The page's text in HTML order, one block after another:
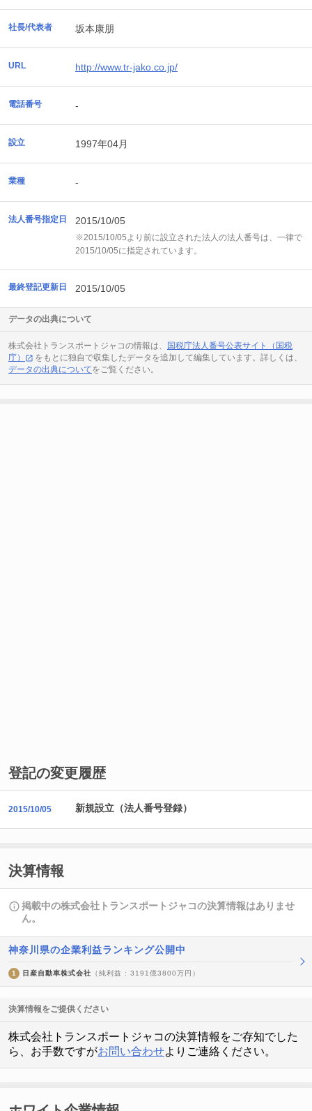
社長/代表者 坂本康朋
URL http://www.tr-jako.co.jp/
電話番号 -
設立 1997年04月
業種 -
法人番号指定日 2015/10/05
※2015/10/05より前に設立された法人の法人番号は、一律で
2015/10/05に指定されています。
最終登記更新日 2015/10/05
データの出典について
株式会社トランスポートジャコの情報は、
国税庁法人番号公表サイト（国税
庁）
をもとに独自で収集したデータを追加して編集しています。詳しくは、
データの出典についてをご覧ください。
登記の変更履歴
2015/10/05 新規設立（法人番号登録）
決算情報
掲載中の株式会社トランスポートジャコの決算情報はありませ
ん。
神奈川県の企業利益ランキング公開中
1 日産自動車株式会社 （純利益 : 3191億3800万円）
決算情報をご提供ください
株式会社トランスポートジャコの決算情報をご存知でした
ら、お手数ですがお問い合わせよりご連絡ください。